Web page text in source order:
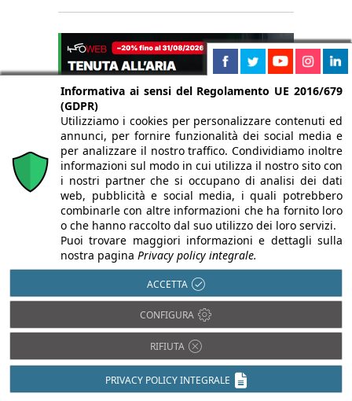
Informativa ai sensi del Regolamento UE 2016/679
(GDPR)
Utilizziamo i cookies per personalizzare contenuti ed
annunci, per fornire funzionalità dei social media e
per analizzare il nostro traffico. Condividiamo inoltre
informazioni sul modo in cui utilizza il nostro sito con
i nostri partner che si occupano di analisi dei dati
web, pubblicità e social media, i quali potrebbero
combinarle con altre informazioni che ha fornito loro
o che hanno raccolto dal suo utilizzo dei loro servizi.
Puoi trovare maggiori informazioni e dettagli sulla
nostra pagina Privacy policy integrale.
ACCETTA
CONFIGURA
RIFIUTA
PRIVACY POLICY INTEGRALE